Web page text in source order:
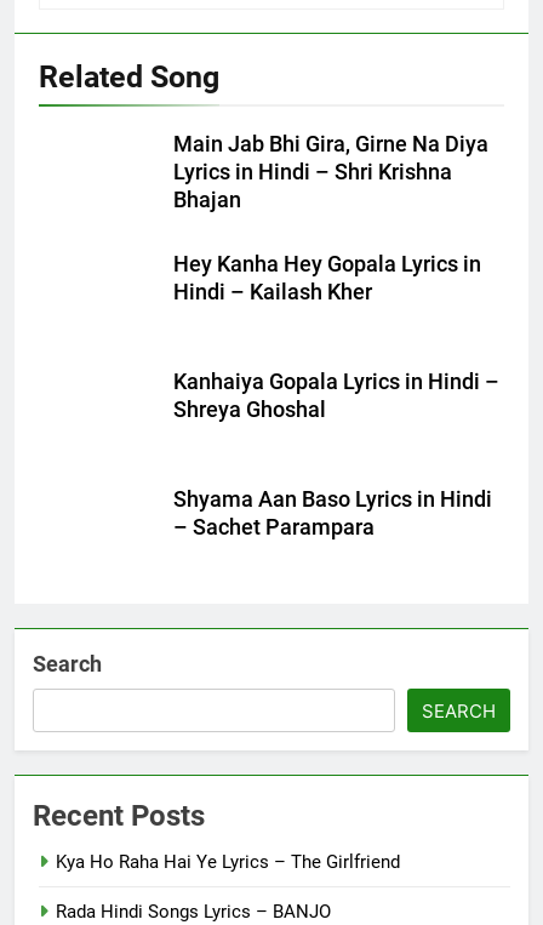
Related Song
Main Jab Bhi Gira, Girne Na Diya
Lyrics in Hindi – Shri Krishna
Bhajan
Hey Kanha Hey Gopala Lyrics in
Hindi – Kailash Kher
Kanhaiya Gopala Lyrics in Hindi –
Shreya Ghoshal
Shyama Aan Baso Lyrics in Hindi
– Sachet Parampara
Search
SEARCH
Recent Posts
Kya Ho Raha Hai Ye Lyrics – The Girlfriend
Rada Hindi Songs Lyrics – BANJO